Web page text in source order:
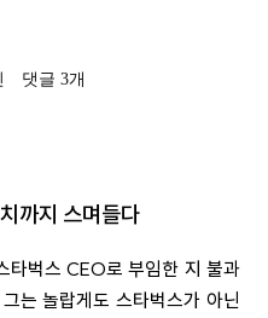
댓글 3개
까지 스며들다
벅스 CEO로 부임한 지 불과
는 놀랍게도 스타벅스가 아닌